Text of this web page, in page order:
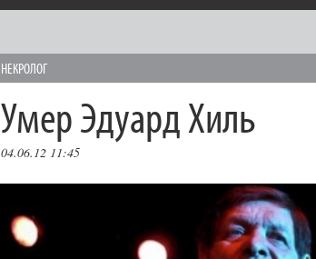
НЕКРОЛОГ
Умер Эдуард Хиль
04.06.12 11:45